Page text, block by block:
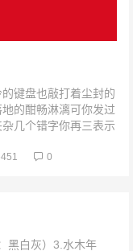
键盘也敲打着尘封的
的酣畅淋漓可你发过
几个错字你再三表示
0
黑白灰）3.水木年